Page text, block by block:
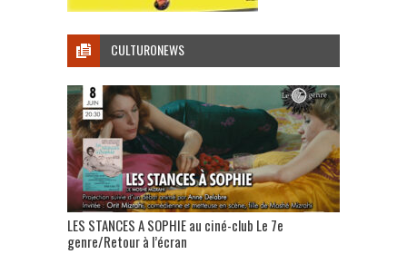
CULTURONEWS
LES STANCES A SOPHIE au ciné-club Le 7e
genre/Retour à l’écran